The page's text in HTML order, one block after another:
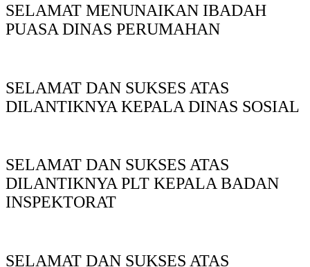
SELAMAT MENUNAIKAN IBADAH
PUASA DINAS PERUMAHAN
SELAMAT DAN SUKSES ATAS
DILANTIKNYA KEPALA DINAS SOSIAL
SELAMAT DAN SUKSES ATAS
DILANTIKNYA PLT KEPALA BADAN
INSPEKTORAT
SELAMAT DAN SUKSES ATAS